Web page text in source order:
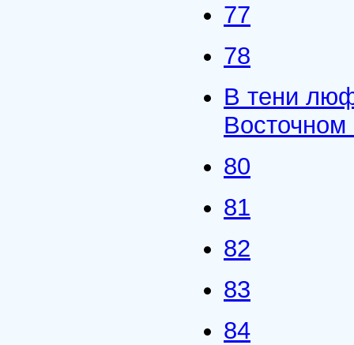
77
78
В тени
Восточном
80
81
82
83
84